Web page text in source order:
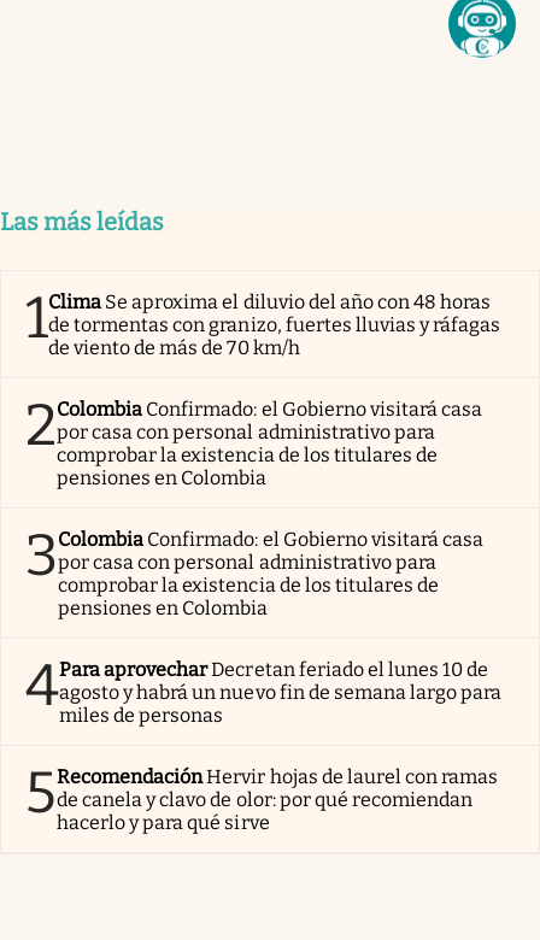
Las más leídas
1Clima Se aproxima el diluvio del año con 48 horas
de tormentas con granizo, fuertes lluvias y ráfagas
de viento de más de 70 km/h
2Colombia Confirmado: el Gobierno visitará casa
por casa con personal administrativo para
comprobar la existencia de los titulares de
pensiones en Colombia
3Colombia Confirmado: el Gobierno visitará casa
por casa con personal administrativo para
comprobar la existencia de los titulares de
pensiones en Colombia
4Para aprovecharDecretan feriado el lunes 10 de
agosto y habrá un nuevo fin de semana largo para
miles de personas
5RecomendaciónHervir hojas de laurel con ramas
de canela y clavo de olor: por qué recomiendan
hacerlo y para qué sirve